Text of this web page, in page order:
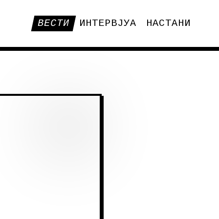
ВЕСТИ ИНТЕРВЈУА НАСТАНИ